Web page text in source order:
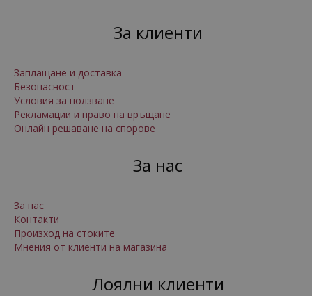
За клиенти
Заплащане и доставка
Безопасност
Условия за ползване
Рекламации и право на връщане
Онлайн решаване на спорове
За нас
За нас
Контакти
Произход на стоките
Мнения от клиенти на магазина
Лоялни клиенти